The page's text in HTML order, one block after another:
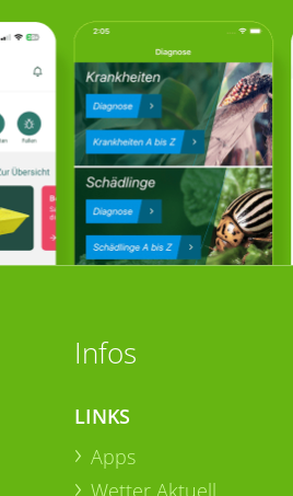
Infos
LINKS
Apps
Wetter Aktuell